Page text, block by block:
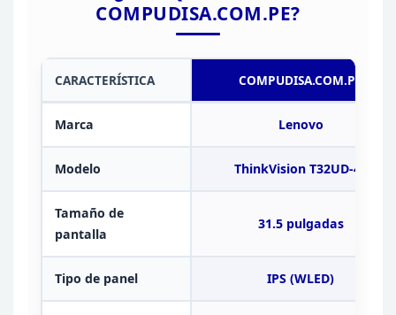
COMPUDISA.COM.PE?
CARACTERÍSTICA COMPUDISA.COM.PE
Marca Lenovo
Modelo ThinkVision T32UD-40
Tamaño de
pantalla
31.5 pulgadas
Tipo de panel IPS (WLED)